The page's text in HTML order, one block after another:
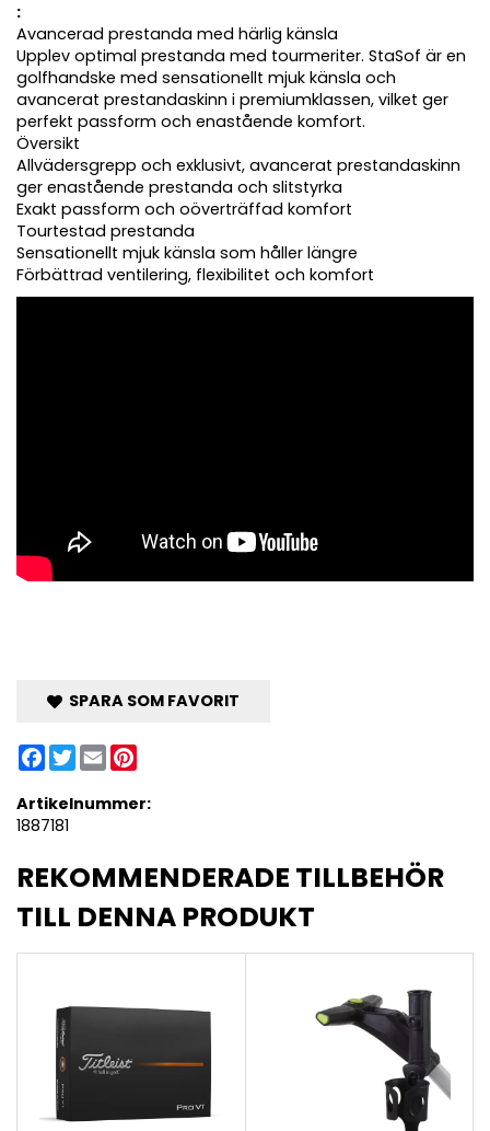
:
Avancerad prestanda med härlig känsla
Upplev optimal prestanda med tourmeriter. StaSof är en
golfhandske med sensationellt mjuk känsla och
avancerat prestandaskinn i premiumklassen, vilket ger
perfekt passform och enastående komfort.
Översikt
Allvädersgrepp och exklusivt, avancerat prestandaskinn
ger enastående prestanda och slitstyrka
Exakt passform och oöverträffad komfort
Tourtestad prestanda
Sensationellt mjuk känsla som håller längre
Förbättrad ventilering, flexibilitet och komfort
SPARA SOM FAVORIT
Facebook
Twitter
Email
Artikelnummer:
1887181
REKOMMENDERADE TILLBEHÖR
TILL DENNA PRODUKT